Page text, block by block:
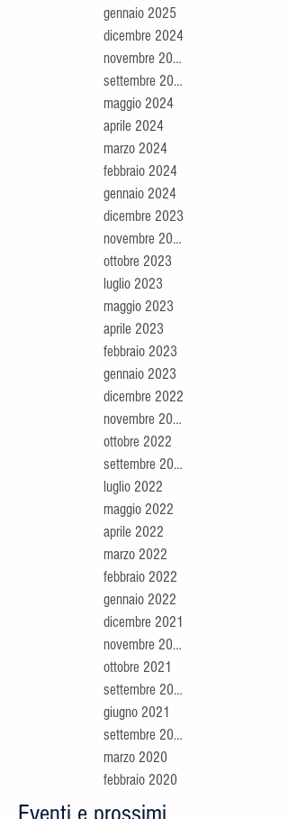
gennaio 2025
dicembre 2024
novembre 2024
settembre 2024
maggio 2024
aprile 2024
marzo 2024
febbraio 2024
gennaio 2024
dicembre 2023
novembre 2023
ottobre 2023
luglio 2023
maggio 2023
aprile 2023
febbraio 2023
gennaio 2023
dicembre 2022
novembre 2022
ottobre 2022
settembre 2022
luglio 2022
maggio 2022
aprile 2022
marzo 2022
febbraio 2022
gennaio 2022
dicembre 2021
novembre 2021
ottobre 2021
settembre 2021
giugno 2021
settembre 2020
marzo 2020
febbraio 2020